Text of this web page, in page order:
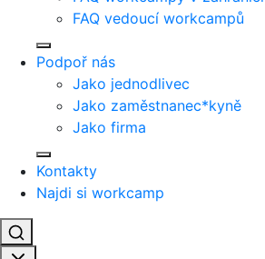
FAQ vedoucí workcampů
Podpoř nás
Jako jednodlivec
Jako zaměstnanec*kyně
Jako firma
Kontakty
Najdi si workcamp